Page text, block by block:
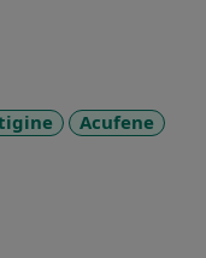
Acufene